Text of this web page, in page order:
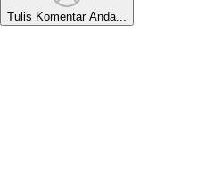
Tulis Komentar Anda...